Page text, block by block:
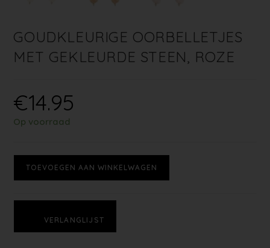
GOUDKLEURIGE OORBELLETJES
MET GEKLEURDE STEEN, ROZE
€14.95
Op voorraad
TOEVOEGEN AAN WINKELWAGEN
VERLANGLIJST